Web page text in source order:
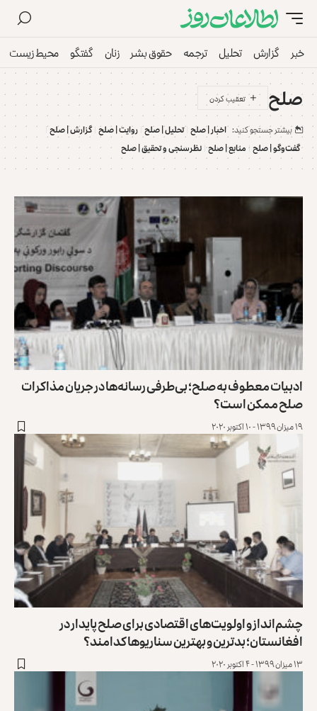
خبر گزارش تحلیل ترجمه حقوق بشر زنان گفتگو محیط زیست
صلح
بیشتر جستجو کنید: اخبار | صلح تحلیل | صلح روایت | صلح گزارش | صلح
گفت‌و‌گو | صلح منابع | صلح نظرسنجی و تحقیق | صلح
ادبیات معطوف به صلح؛ بی‌طرفی رسانه‌ها در جریان مذاکرات
صلح ممکن است؟
۱۹ میزان ۱۳۹۹ - ۱۰ اکتوبر ۲۰۲۰
چشم‌انداز و اولویت‌های اقتصادی برای صلح پایدار در
افغانستان؛ بدترین و بهترین سناریوها کدامند؟
۱۳ میزان ۱۳۹۹ - ۴ اکتوبر ۲۰۲۰